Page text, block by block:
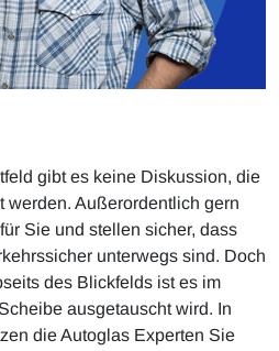
gibt es keine Diskussion, die
werden. Außerordentlich gern
Sie und stellen sicher, dass
unterwegs sind. Doch
des Blickfelds ist es im
ausgetauscht wird. In
die Autoglas Experten Sie